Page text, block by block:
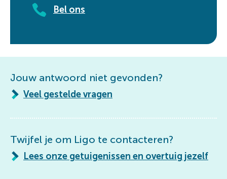
Bel ons
Jouw antwoord niet gevonden?
Veel gestelde vragen
Twijfel je om Ligo te contacteren?
Lees onze getuigenissen en overtuig jezelf